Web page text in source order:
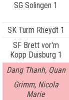
SG Solingen 1
SK Turm Rheydt 1
SF Brett vor'm
Kopp Duisburg 1
Dang Thanh, Quan
Grimm, Nicola
Marie